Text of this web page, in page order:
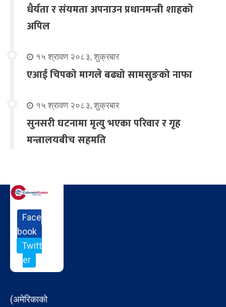
धैर्यता र संयमता अपनाउन प्रधानमन्त्री शाहको
अपिल
१५ श्रावण २०८३, शुक्रबार
एआई चिपको मागले बढ्यो सामसुङको नाफा
१५ श्रावण २०८३, शुक्रबार
सुनसरी घटनामा मृत्यु भएका परिवार र गृह
मन्त्रालयबीच सहमति
Face
book
Twitt
er
(अमेरिकाको